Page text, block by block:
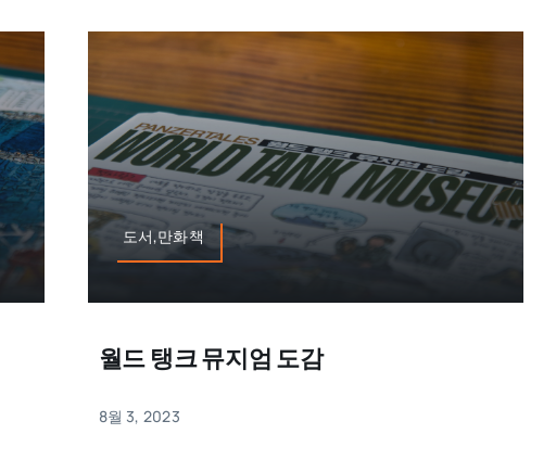
도서,만화책
월드 탱크 뮤지엄 도감
8월 3, 2023